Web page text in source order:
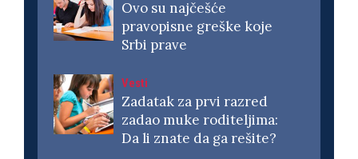
Ovo su najčešće
pravopisne greške koje
Srbi prave
Vesti
Zadatak za prvi razred
zadao muke roditeljima:
Da li znate da ga rešite?